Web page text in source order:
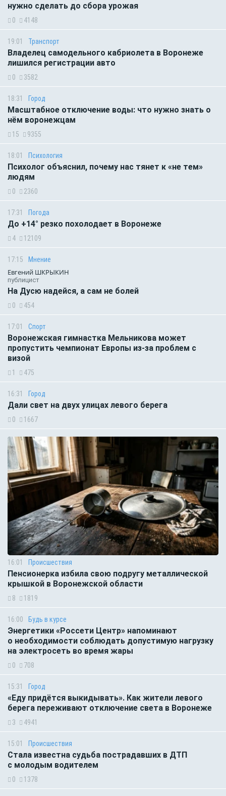
нужно сделать до сбора урожая
0 4148
19:01 Транспорт
Владелец самодельного кабриолета в Воронеже
лишился регистрации авто
0 3582
18:31 Город
Масштабное отключение воды: что нужно знать о
нём воронежцам
15 9355
18:01 Психология
Психолог объяснил, почему нас тянет к «не тем»
людям
0 2360
17:31 Погода
До +14° резко похолодает в Воронеже
4 12109
17:15 Мнение
Евгений ШКРЫКИН
публицист
На Дусю надейся, а сам не болей
0 454
17:01 Спорт
Воронежская гимнастка Мельникова может
пропустить чемпионат Европы из-за проблем с
визой
1 475
16:31 Город
Дали свет на двух улицах левого берега
0 1667
16:01 Происшествия
Пенсионерка избила свою подругу металлической
крышкой в Воронежской области
8 1819
16:00 Будь в курсе
Энергетики «Россети Центр» напоминают
о необходимости соблюдать допустимую нагрузку
на электросеть во время жары
0 708
15:31 Город
«Еду придётся выкидывать». Как жители левого
берега переживают отключение света в Воронеже
3 4941
15:01 Происшествия
Стала известна судьба пострадавших в ДТП
с молодым водителем
0 1378